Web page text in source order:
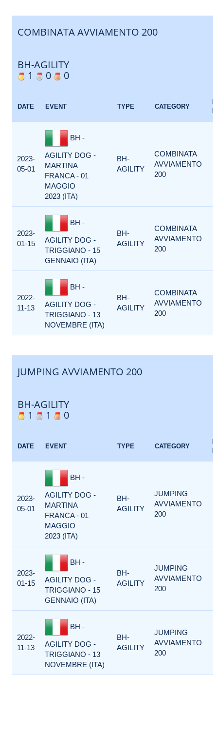
COMBINATA AVVIAMENTO 200
BH-AGILITY
1
0 0
DATE EVENT TYPE CATEGORY
2023-
05-01
BH -
AGILITY DOG -
MARTINA
FRANCA - 01
MAGGIO
2023 (ITA)
BH-
AGILITY
COMBINATA
AVVIAMENTO
200
2023-
01-15
BH -
AGILITY DOG -
TRIGGIANO - 15
GENNAIO (ITA)
BH-
AGILITY
COMBINATA
AVVIAMENTO
200
2022-
11-13
BH -
AGILITY DOG -
TRIGGIANO - 13
NOVEMBRE (ITA)
BH-
AGILITY
COMBINATA
AVVIAMENTO
200
JUMPING AVVIAMENTO 200
BH-AGILITY
1
1 0
DATE EVENT TYPE CATEGORY
2023-
05-01
BH -
AGILITY DOG -
MARTINA
FRANCA - 01
MAGGIO
2023 (ITA)
BH-
AGILITY
JUMPING
AVVIAMENTO
200
2023-
01-15
BH -
AGILITY DOG -
TRIGGIANO - 15
GENNAIO (ITA)
BH-
AGILITY
JUMPING
AVVIAMENTO
200
2022-
11-13
BH -
AGILITY DOG -
TRIGGIANO - 13
NOVEMBRE (ITA)
BH-
AGILITY
JUMPING
AVVIAMENTO
200